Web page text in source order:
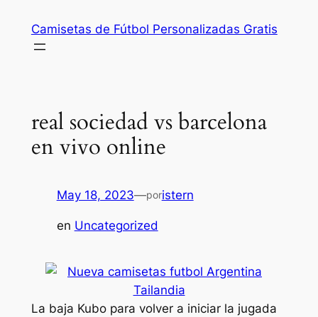
contenido
Camisetas de Fútbol Personalizadas Gratis
real sociedad vs barcelona
en vivo online
May 18, 2023—poristern
en Uncategorized
La baja Kubo para volver a iniciar la jugada